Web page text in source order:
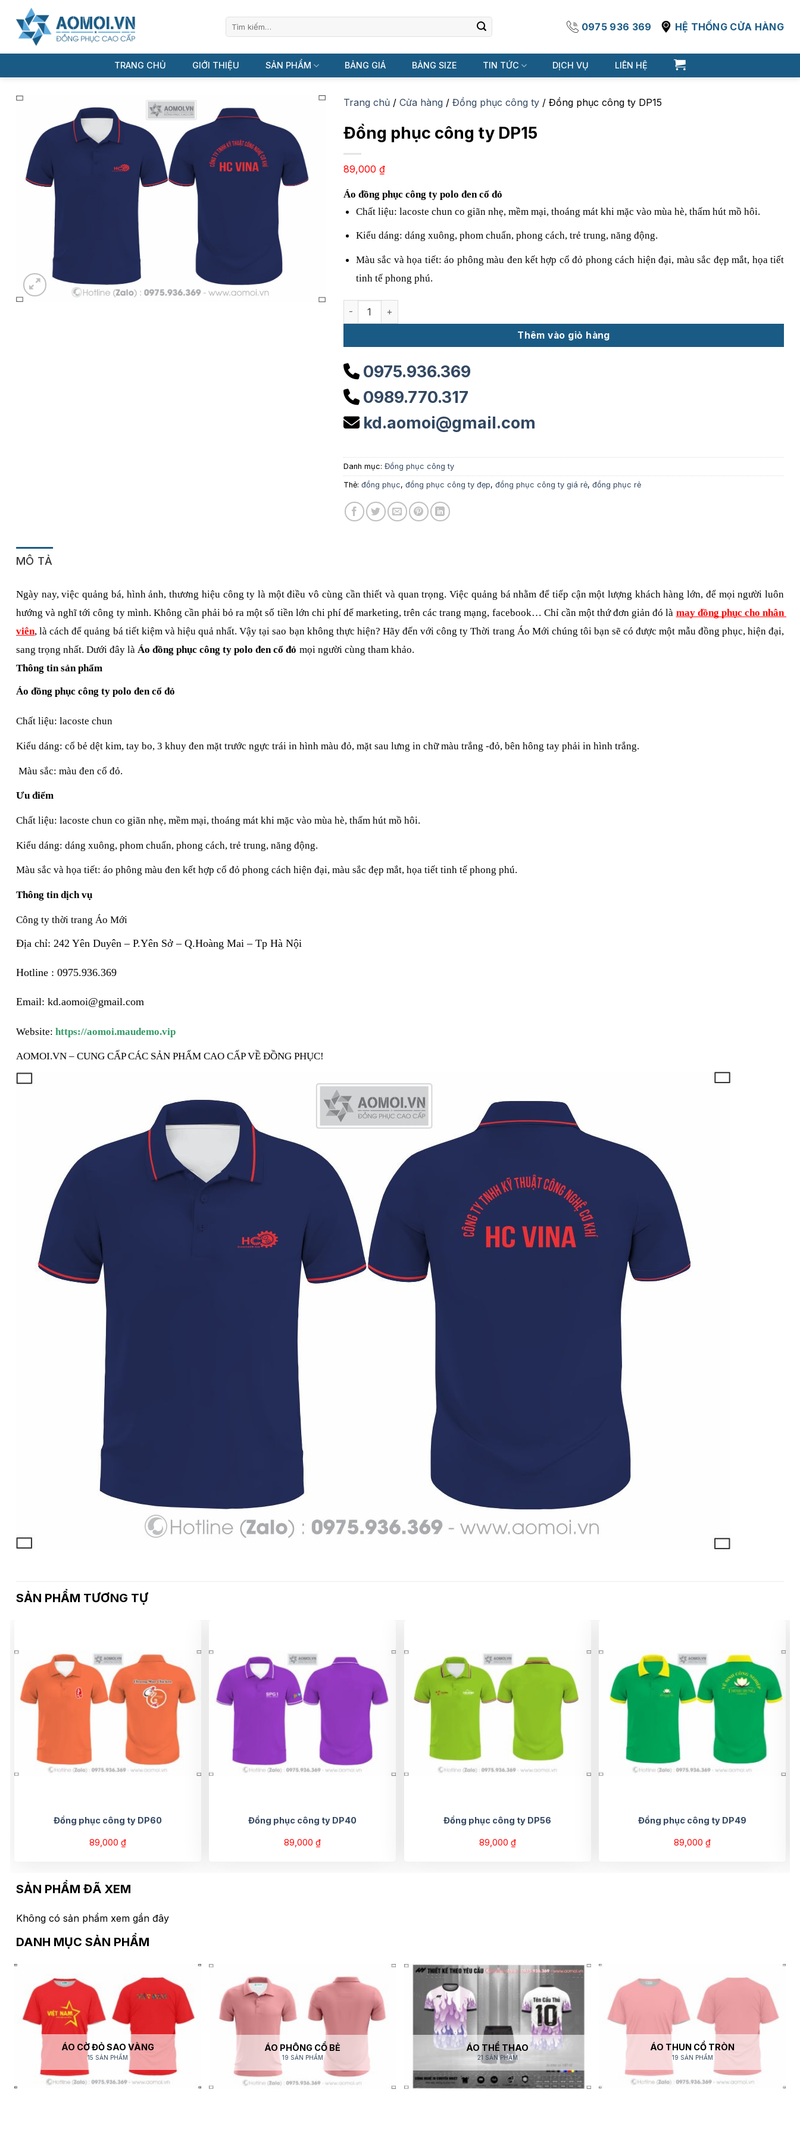
dung
Tìm
0975 936 369 HỆ THỐNG CỬA HÀNG
TRANG CHỦ GIỚI THIỆU SẢN PHẨM BẢNG GIÁ BẢNG SIZE TIN TỨC DỊCH VỤ LIÊN HỆ
Trang chủ / Cửa hàng / Đồng phục công ty / Đồng phục công ty DP15
Đồng phục công ty DP15
89,000 ₫
Áo đồng phục công ty polo đen cổ đỏ
Chất liệu: lacoste chun co giãn nhẹ, mềm mại, thoáng mát khi mặc vào mùa hè, thấm hút mồ hôi.
Kiểu dáng: dáng xuông, phom chuẩn, phong cách, trẻ trung, năng động.
Màu sắc và họa tiết: áo phông màu đen kết hợp cổ đỏ phong cách hiện đại, màu sắc đẹp mắt, họa tiết
tinh tế phong phú.
Đồng phục công ty DP15 số lượng
Thêm vào giỏ hàng
0975.936.369
0989.770.317
kd.aomoi@gmail.com
Danh mục: Đồng phục công ty
Thẻ: đồng phục, đồng phục công ty đẹp, đồng phục công ty giá rẻ, đồng phục rẻ
MÔ TẢ
Ngày nay, việc quảng bá, hình ảnh, thương hiệu công ty là một điều vô cùng cần thiết và quan trọng. Việc quảng bá nhằm để tiếp cận một lượng khách hàng lớn, để mọi người luôn
hướng và nghĩ tới công ty mình. Không cần phải bỏ ra một số tiền lớn chi phí để marketing, trên các trang mạng, facebook… Chỉ cần một thứ đơn giản đó là may đồng phục cho nhân
viên, là cách để quảng bá tiết kiệm và hiệu quả nhất. Vậy tại sao bạn không thực hiện? Hãy đến với công ty Thời trang Áo Mới chúng tôi bạn sẽ có được một mẫu đồng phục, hiện đại,
sang trọng nhất. Dưới đây là Áo đồng phục công ty polo đen cổ đỏ mọi người cùng tham khảo.
Thông tin sản phẩm
Áo đồng phục công ty polo đen cổ đỏ
Chất liệu: lacoste chun
Kiểu dáng: cổ bẻ dệt kim, tay bo, 3 khuy đen mặt trước ngực trái in hình màu đỏ, mặt sau lưng in chữ màu trắng -đỏ, bên hông tay phải in hình trắng.
Màu sắc: màu đen cổ đỏ.
Ưu điểm
Chất liệu: lacoste chun co giãn nhẹ, mềm mại, thoáng mát khi mặc vào mùa hè, thấm hút mồ hôi.
Kiểu dáng: dáng xuông, phom chuẩn, phong cách, trẻ trung, năng động.
Màu sắc và họa tiết: áo phông màu đen kết hợp cổ đỏ phong cách hiện đại, màu sắc đẹp mắt, họa tiết tinh tế phong phú.
Thông tin dịch vụ
Công ty thời trang Áo Mới
Địa chỉ: 242 Yên Duyên – P.Yên Sở – Q.Hoàng Mai – Tp Hà Nội
Hotline : 0975.936.369
Email: kd.aomoi@gmail.com
Website: https://aomoi.maudemo.vip
AOMOI.VN – CUNG CẤP CÁC SẢN PHẨM CAO CẤP VỀ ĐỒNG PHỤC!
SẢN PHẨM TƯƠNG TỰ
Đồng phục công ty DP60
89,000 ₫
Đồng phục công ty DP40
89,000₫
Đồng phục công ty DP56
89,000 ₫
Đồng phục công ty DP49
89,000₫
SẢN PHẨM ĐÃ XEM
Không có sản phẩm xem gần đây
DANH MỤC SẢN PHẨM
ÁO CỜ ĐỎ SAO VÀNG
15 SẢN PHẨM
ÁO PHÔNG CỔ BẺ
19 SẢN PHẨM
ÁO THỂ THAO
21 SẢN PHẨM
ÁO THUN CỔ TRÒN
19 SẢN PHẨM